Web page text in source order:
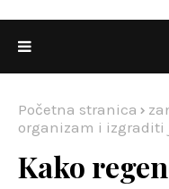
Početna stranica
organizam i
Kako